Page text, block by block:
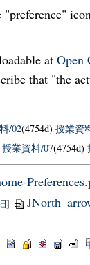
"preference" icon
at Open
that "the
/02(4754d) 授業資
授業資料/07(4754d)
]